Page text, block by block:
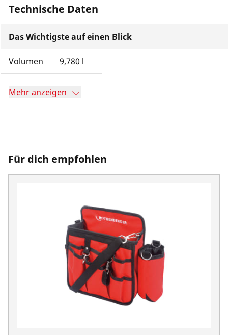
Technische Daten
Das Wichtigste auf einen Blick
Volumen 9,780 l
Mehr anzeigen
Für dich empfohlen